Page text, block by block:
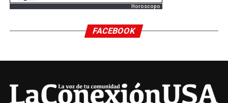
Horoscopo
FACEBOOK